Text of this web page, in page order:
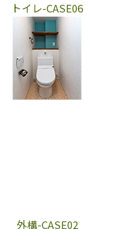
トイレ-CASE06
外構-CASE02